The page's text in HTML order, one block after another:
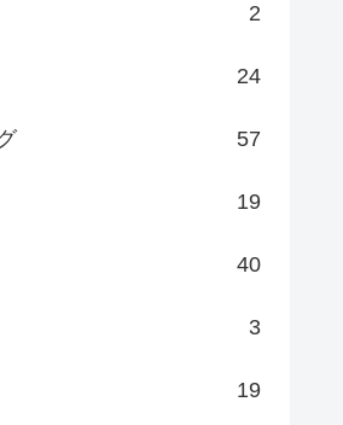
2
24
57
19
40
3
19